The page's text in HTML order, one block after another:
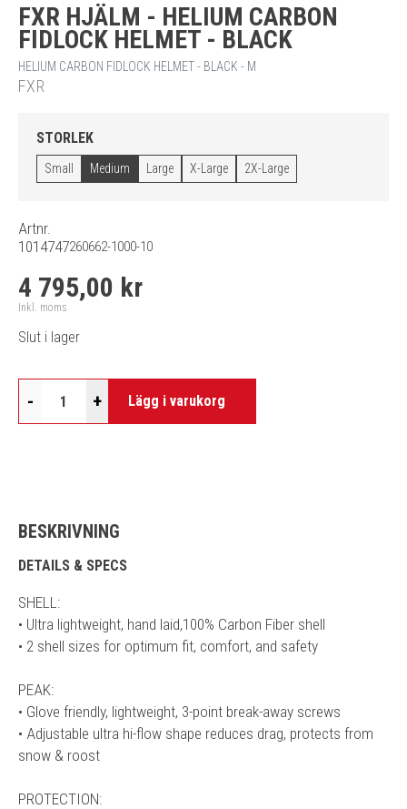
FXR HJÄLM - HELIUM CARBON
FIDLOCK HELMET - BLACK
HELIUM CARBON FIDLOCK HELMET - BLACK - M
FXR
STORLEK
Small Medium Large X-Large 2X-Large
Artnr.
1014747260662-1000-10
4 795,00 kr
Inkl. moms
Slut i lager
- + Lägg i varukorg
BESKRIVNING
DETAILS & SPECS
SHELL:
• Ultra lightweight, hand laid,100% Carbon Fiber shell
• 2 shell sizes for optimum fit, comfort, and safety
PEAK:
• Glove friendly, lightweight, 3-point break-away screws
• Adjustable ultra hi-flow shape reduces drag, protects from
snow & roost
PROTECTION: